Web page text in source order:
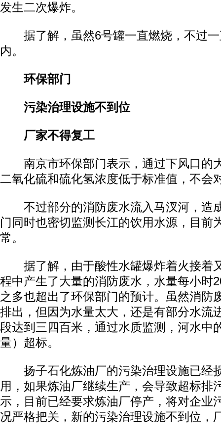
发生二次爆炸。
据了解，虽然6号罐一直燃烧，不过一
内。
环保部门
污染治理设施不到位
厂家不得复工
南京市环保部门表示，通过下风口的
二氧化硫和硫化氢浓度低于标准值，不会
不过部分的消防废水流入马汊河，造
门同时也密切监测长江的饮用水源，目前
常。
据了解，由于酸性水罐爆炸着火接着
程中产生了大量的消防废水，水量每小时
之多也超出了环保部门的预计。虽然消防
排出，但因为水量太大，还是有部分水流
段达到三四百米，通过水质监测，河水中
量）超标。
扬子石化炼油厂的污染治理设施已经
用，如果炼油厂继续生产，会导致超标排
示，目前已经要求炼油厂停产，将对企业
况严格把关，新的污染治理设施不到位，